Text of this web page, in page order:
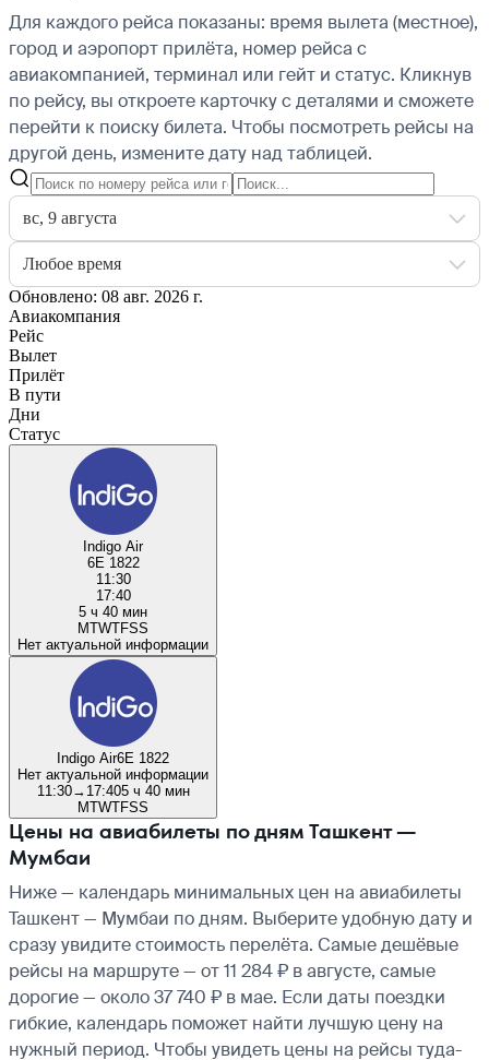
Для каждого рейса показаны: время вылета (местное),
город и аэропорт прилёта, номер рейса с
авиакомпанией, терминал или гейт и статус. Кликнув
по рейсу, вы откроете карточку с деталями и сможете
перейти к поиску билета. Чтобы посмотреть рейсы на
другой день, измените дату над таблицей.
вс, 9 августа
Любое время
Обновлено: 08 авг. 2026 г.
Авиакомпания
Рейс
Вылет
Прилёт
В пути
Дни
Статус
Indigo Air
6E 1822
11:30
17:40
5 ч 40 мин
MTWTFSS
Нет актуальной информации
Indigo Air6E 1822
Нет актуальной информации
11:30→ 17:405 ч 40 мин
MTWTFSS
Цены на авиабилеты по дням Ташкент —
Мумбаи
Ниже — календарь минимальных цен на авиабилеты
Ташкент — Мумбаи по дням. Выберите удобную дату и
сразу увидите стоимость перелёта. Самые дешёвые
рейсы на маршруте — от 11 284 ₽ в августе, самые
дорогие — около 37 740 ₽ в мае. Если даты поездки
гибкие, календарь поможет найти лучшую цену на
нужный период. Чтобы увидеть цены на рейсы туда-